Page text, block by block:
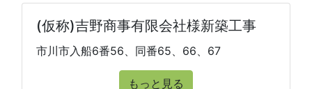
(仮称)吉野商事有限会社様新築工事
市川市入船6番56、同番65、66、67
もっと見る